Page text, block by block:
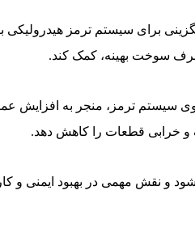
برای سیستم ترمز
سوخت بهینه، کمک کند.
سیستم ترمز، منجر به
و خرابی قطعات را کاهش دهد.
و نقش مهمی در بهبود ایمنی و